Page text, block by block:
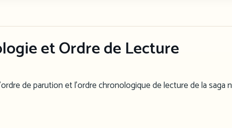
et Ordre de Lecture
de parution et l’ordre chronologique de lecture de la saga